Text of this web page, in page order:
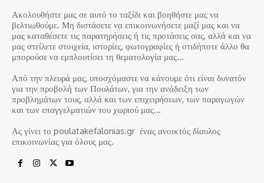
Ακολουθήστε μας σε αυτό το ταξίδι και βοηθήστε μας να
βελτιωθούμε. Μη διστάσετε να επικοινωνήσετε μαζί μας και να
μας καταθέσετε τις παρατηρήσεις ή τις προτάσεις σας, αλλά και να
μας στείλετε στοιχεία, ιστορίες, φωτογραφίες ή οτιδήποτε άλλο θα
μπορούσε να εμπλουτίσει τη θεματολογία μας…
Από την πλευρά μας, υποσχόμαστε να κάνουμε ότι είναι δυνατόν
για την προβολή των Πουλάτων, για την ανάδειξη των
προβλημάτων τους, αλλά και των επιχειρήσεων, των παραγωγών
και των επαγγελματιών του χωριού μας…
Ας γίνει το poulatakefalonias.gr ένας ανοικτός δίαυλος
επικοινωνίας για όλους μας.